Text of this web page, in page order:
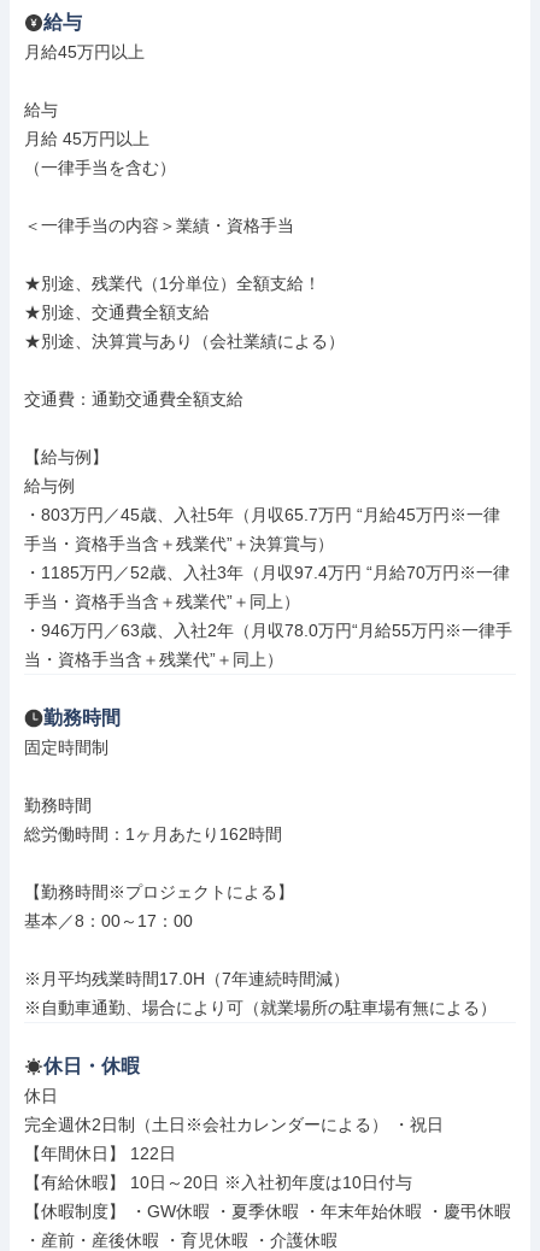
給与
月給45万円以上
給与
月給 45万円以上
（一律手当を含む）
＜一律手当の内容＞業績・資格手当
★別途、残業代（1分単位）全額支給！
★別途、交通費全額支給
★別途、決算賞与あり（会社業績による）
交通費：通勤交通費全額支給
【給与例】
給与例
・803万円／45歳、入社5年（月収65.7万円 “月給45万円※一律
手当・資格手当含＋残業代”＋決算賞与）
・1185万円／52歳、入社3年（月収97.4万円 “月給70万円※一律
手当・資格手当含＋残業代”＋同上）
・946万円／63歳、入社2年（月収78.0万円“月給55万円※一律手
当・資格手当含＋残業代”＋同上）
勤務時間
固定時間制
勤務時間
総労働時間：1ヶ月あたり162時間
【勤務時間※プロジェクトによる】
基本／8：00～17：00
※月平均残業時間17.0H（7年連続時間減）
※自動車通勤、場合により可（就業場所の駐車場有無による）
休日・休暇
休日
完全週休2日制（土日※会社カレンダーによる） ・祝日
【年間休日】 122日
【有給休暇】 10日～20日 ※入社初年度は10日付与
【休暇制度】 ・GW休暇 ・夏季休暇 ・年末年始休暇 ・慶弔休暇
・産前・産後休暇 ・育児休暇 ・介護休暇